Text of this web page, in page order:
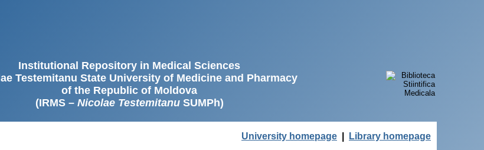
Institutional Repository in Medical Sciences
Testemitanu State University of Medicine and Pharmacy
of the Republic of Moldova
(IRMS – Nicolae TestemitanuSUMPh)
University homepage Library homepage